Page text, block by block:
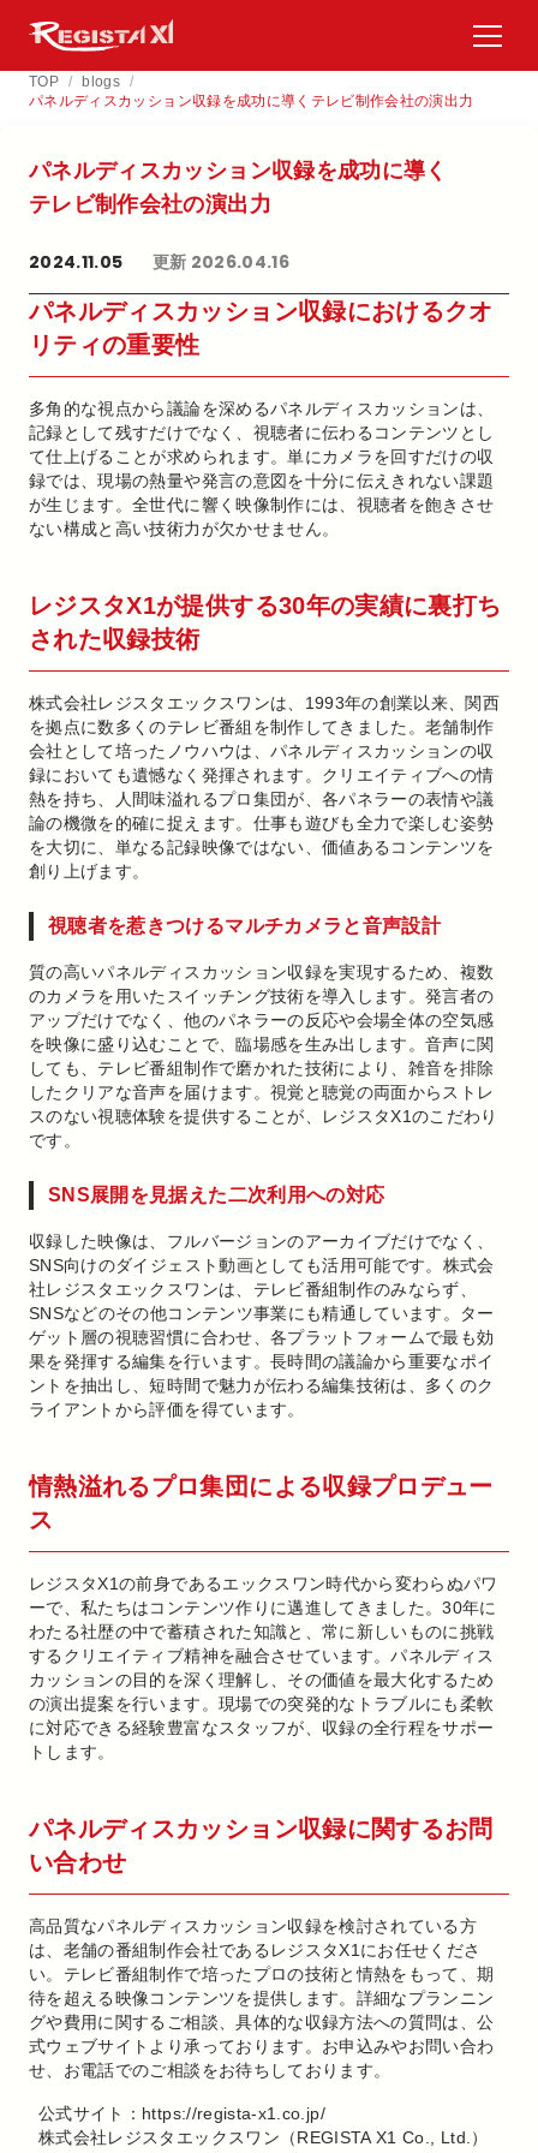
TOP / blogs /
パネルディスカッション収録を成功に導くテレビ制作会社の演出力
パネルディスカッション収録を​成功に​導く​
テレビ制作会社の​演出力
2024.11.05 更新 2026.04.16
パネルディスカッション収録におけるクオ
リティの重要性
多角的な視点から議論を深めるパネルディスカッションは、
記録として残すだけでなく、視聴者に伝わるコンテンツとし
て仕上げることが求められます。単にカメラを回すだけの収
録では、現場の熱量や発言の意図を十分に伝えきれない課題
が生じます。全世代に響く映像制作には、視聴者を飽きさせ
ない構成と高い技術力が欠かせません。
レジスタX1が提供する30年の実績に裏打ち
された収録技術
株式会社レジスタエックスワンは、1993年の創業以来、関西
を拠点に数多くのテレビ番組を制作してきました。老舗制作
会社として培ったノウハウは、パネルディスカッションの収
録においても遺憾なく発揮されます。クリエイティブへの情
熱を持ち、人間味溢れるプロ集団が、各パネラーの表情や議
論の機微を的確に捉えます。仕事も遊びも全力で楽しむ姿勢
を大切に、単なる記録映像ではない、価値あるコンテンツを
創り上げます。
視聴者を惹きつけるマルチカメラと音声設計
質の高いパネルディスカッション収録を実現するため、複数
のカメラを用いたスイッチング技術を導入します。発言者の
アップだけでなく、他のパネラーの反応や会場全体の空気感
を映像に盛り込むことで、臨場感を生み出します。音声に関
しても、テレビ番組制作で磨かれた技術により、雑音を排除
したクリアな音声を届けます。視覚と聴覚の両面からストレ
スのない視聴体験を提供することが、レジスタX1のこだわり
です。
SNS展開を見据えた二次利用への対応
収録した映像は、フルバージョンのアーカイブだけでなく、
SNS向けのダイジェスト動画としても活用可能です。株式会
社レジスタエックスワンは、テレビ番組制作のみならず、
SNSなどのその他コンテンツ事業にも精通しています。ター
ゲット層の視聴習慣に合わせ、各プラットフォームで最も効
果を発揮する編集を行います。長時間の議論から重要なポイ
ントを抽出し、短時間で魅力が伝わる編集技術は、多くのク
ライアントから評価を得ています。
情熱溢れるプロ集団による収録プロデュー
ス
レジスタX1の前身であるエックスワン時代から変わらぬパワ
ーで、私たちはコンテンツ作りに邁進してきました。30年に
わたる社歴の中で蓄積された知識と、常に新しいものに挑戦
するクリエイティブ精神を融合させています。パネルディス
カッションの目的を深く理解し、その価値を最大化するため
の演出提案を行います。現場での突発的なトラブルにも柔軟
に対応できる経験豊富なスタッフが、収録の全行程をサポー
トします。
パネルディスカッション収録に関するお問
い合わせ
高品質なパネルディスカッション収録を検討されている方
は、老舗の番組制作会社であるレジスタX1にお任せくださ
い。テレビ番組制作で培ったプロの技術と情熱をもって、期
待を超える映像コンテンツを提供します。詳細なプランニン
グや費用に関するご相談、具体的な収録方法への質問は、公
式ウェブサイトより承っております。お申込みやお問い合わ
せ、お電話でのご相談をお待ちしております。
公式サイト：https://regista-x1.co.jp/
株式会社レジスタエックスワン（REGISTA X1 Co., Ltd.）